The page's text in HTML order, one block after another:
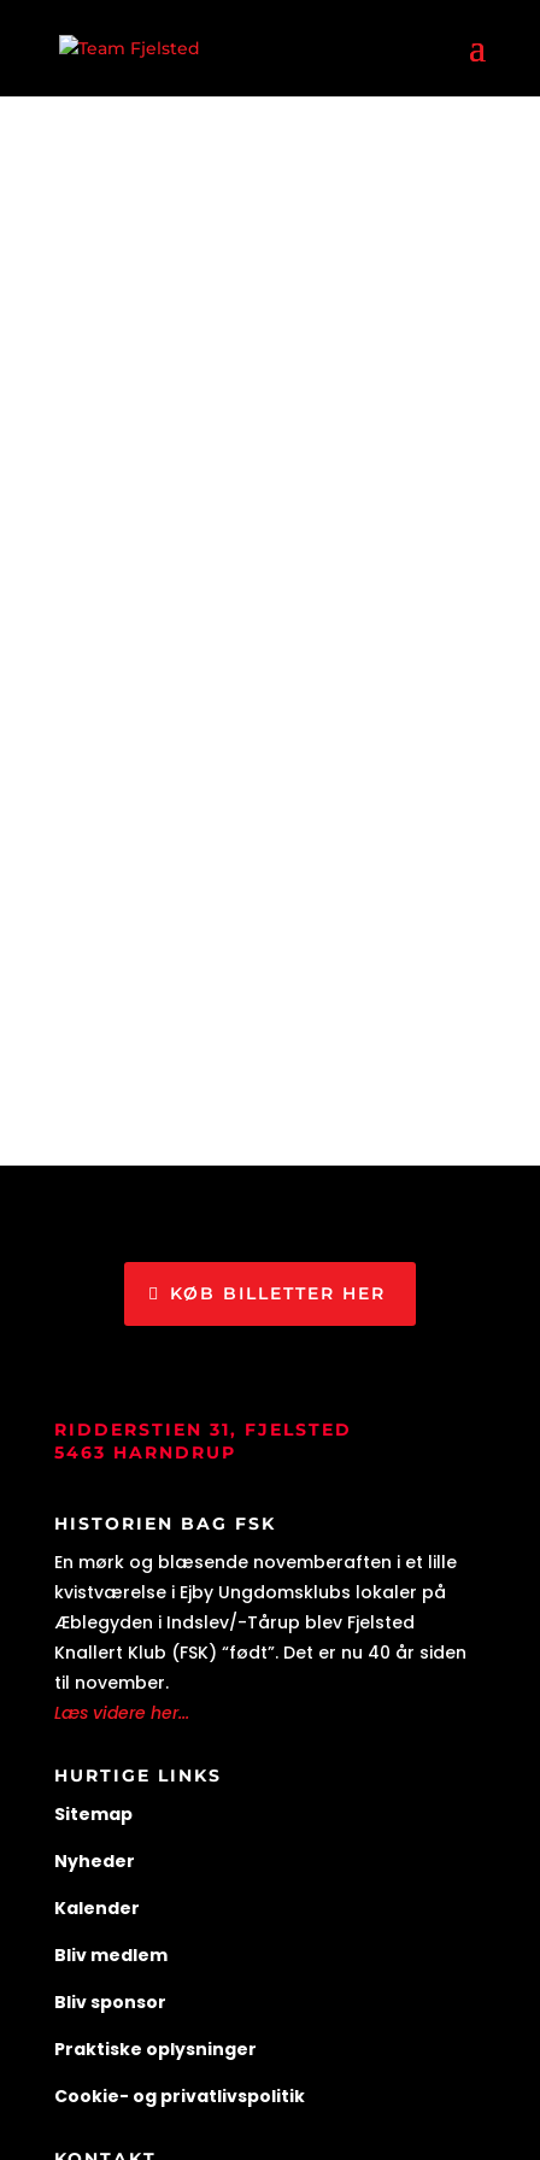
KØB BILLETTER HER
RIDDERSTIEN 31, FJELSTED
5463 HARNDRUP
HISTORIEN BAG FSK
En mørk og blæsende novemberaften i et lille
kvistværelse i Ejby Ungdomsklubs lokaler på
Æblegyden i Indslev/-Tårup blev Fjelsted
Knallert Klub (FSK) “født”. Det er nu 40 år siden
til november.
Læs videre her...
HURTIGE LINKS
Sitemap
Nyheder
Kalender
Bliv medlem
Bliv sponsor
Praktiske oplysninger
Cookie- og privatlivspolitik